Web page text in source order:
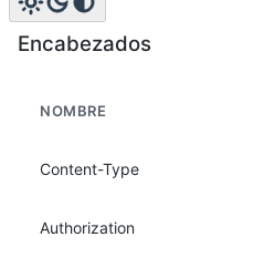
Encabezados
NOMBRE
Content-Type
Authorization